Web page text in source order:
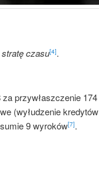
stratę czasu[4].
przywłaszczenie 174
(wyłudzenie kredytów
9 wyroków[7].